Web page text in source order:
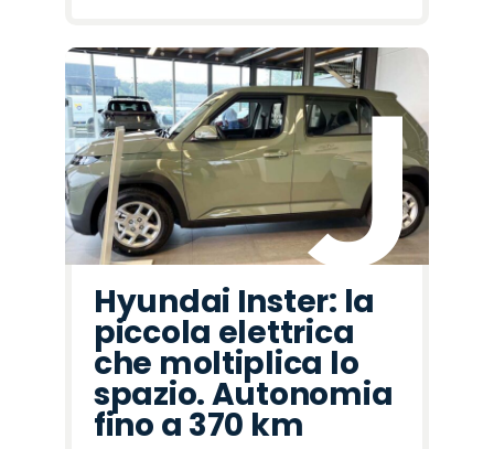
Hyundai Inster: la
piccola elettrica
che moltiplica lo
spazio. Autonomia
fino a 370 km